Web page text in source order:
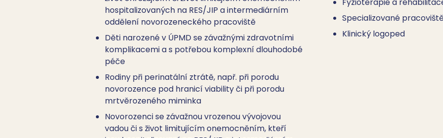
hospitalizovaných na RES/JIP a intermediárním
oddělení novorozeneckého pracoviště
Děti narozené v ÚPMD se závažnými zdravotními
komplikacemi a s potřebou komplexní dlouhodobé
péče
Rodiny při perinatální ztrátě, např. při porodu
novorozence pod hranicí viability či při porodu
mrtvěrozeného miminka
Novorozenci se závažnou vrozenou vývojovou
vadou či s život limitujícím onemocněním, kteří
Specializované
Klinický logoped